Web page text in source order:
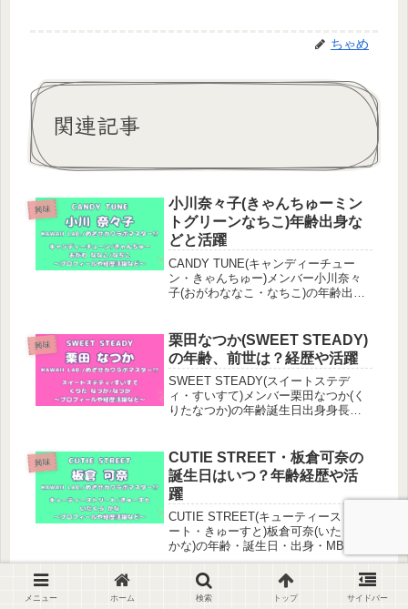
ちゃめ
関連記事
興味
小川奈々子(きゃんちゅーミン
トグリーンなちこ)年齢出身な
どと活躍
CANDY TUNE(キャンディーチュー
ン・きゃんちゅー)メンバー小川奈々
子(おがわななこ・なちこ)の年齢出身
デュースにファッションモデル、
#LOG1Nとしてアイドル活動。
興味
栗田なつか(SWEET STEADY)
の年齢、前世は？経歴や活躍
SWEET STEADY(スイートステデ
ィ・すいすて)メンバー栗田なつか(く
りたなつか)の年齢誕生日出身身長な
クレシピやネイルを発信中。元関西の
アイドル、京都弁がかわいい♪
興味
CUTIE STREET・板倉可奈の
誕生日はいつ？年齢経歴や活
躍
CUTIE STREET(キューティーストリ
ート・きゅーすと)板倉可奈(いたくら
かな)の年齢・誕生日・出身・MBTI・
身長などプロフィールやカラー。カワ
ラボグループ4つ目、KAWAII MAKER
として活躍中！メンバーひとりひとり
を知ろう♪
興味
高梨ゆな(もあすた)の年齢は？
メニュー ホーム 検索 トップ サイドバー